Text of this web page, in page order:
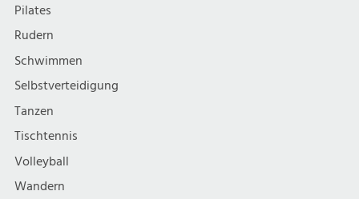
Pilates
Rudern
Schwimmen
Selbstverteidigung
Tanzen
Tischtennis
Volleyball
Wandern